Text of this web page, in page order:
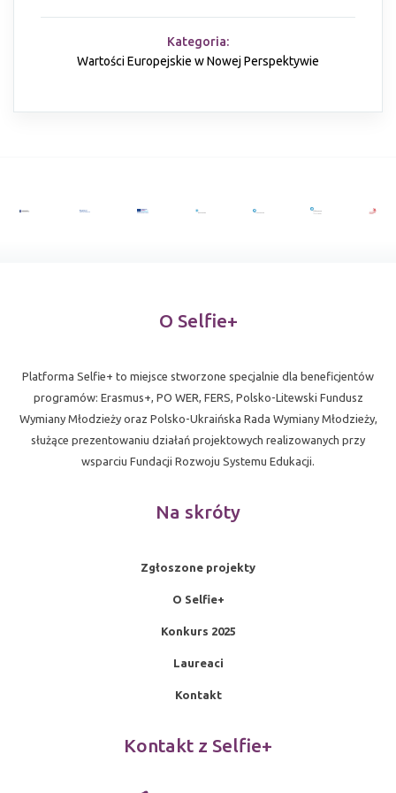
Kategoria:
Wartości Europejskie w Nowej Perspektywie
O Selfie+
Platforma Selfie+ to miejsce stworzone specjalnie dla beneficjentów
programów: Erasmus+, PO WER, FERS, Polsko-Litewski Fundusz
Wymiany Młodzieży oraz Polsko-Ukraińska Rada Wymiany Młodzieży,
służące prezentowaniu działań projektowych realizowanych przy
wsparciu Fundacji Rozwoju Systemu Edukacji.
Na skróty
Zgłoszone projekty
O Selfie+
Konkurs 2025
Laureaci
Kontakt
Kontakt z Selfie+